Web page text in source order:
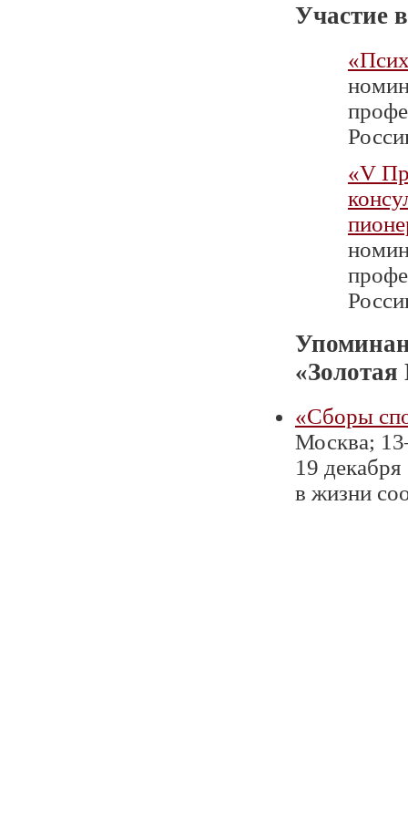
Участие
«V
«Золотая
«Сборы
Москва;
19
в жизни